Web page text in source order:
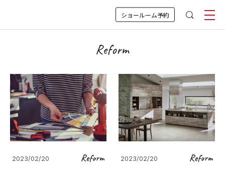
ショールーム予約
Reform
2023/02/20 Reform 2023/02/20 Reform